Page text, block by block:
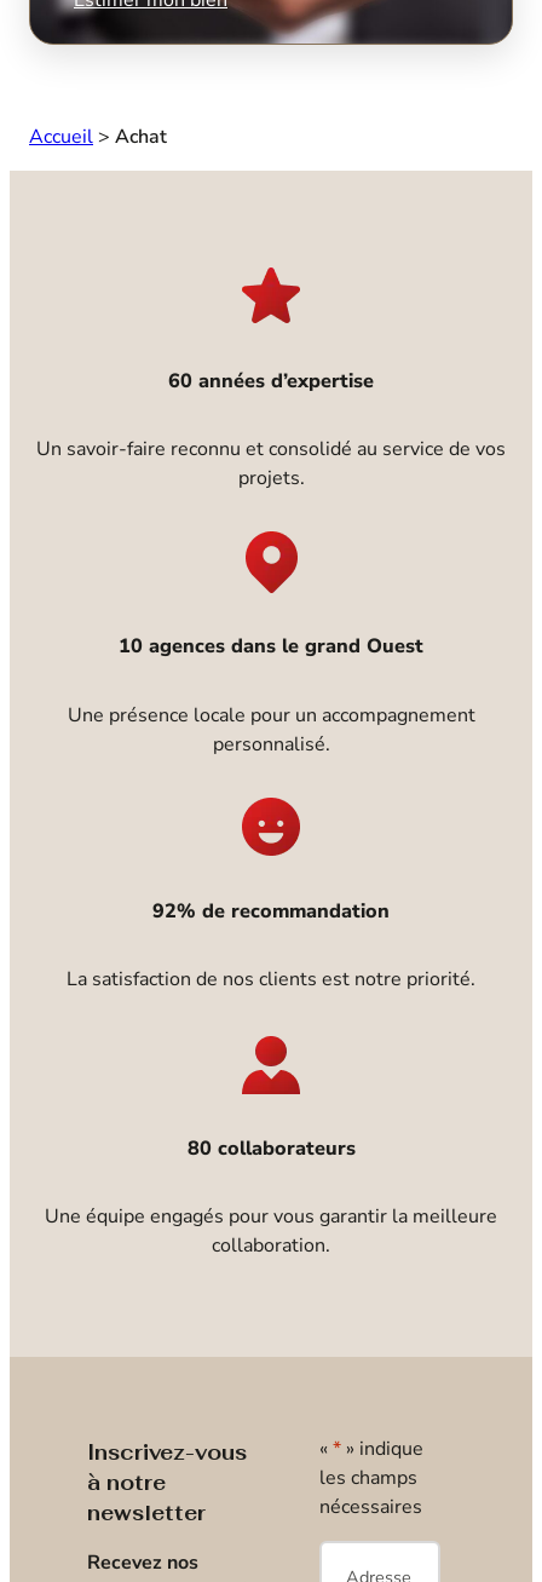
Accueil > Achat
60 années d’expertise
Un savoir-faire reconnu et consolidé au service de vos
projets.
10 agences dans le grand Ouest
Une présence locale pour un accompagnement
personnalisé.
92% de recommandation
La satisfaction de nos clients est notre priorité.
80 collaborateurs
Une équipe engagés pour vous garantir la meilleure
collaboration.
Inscrivez-vous
à notre
newsletter
Recevez nos
« * » indique
les champs
nécessaires
E-